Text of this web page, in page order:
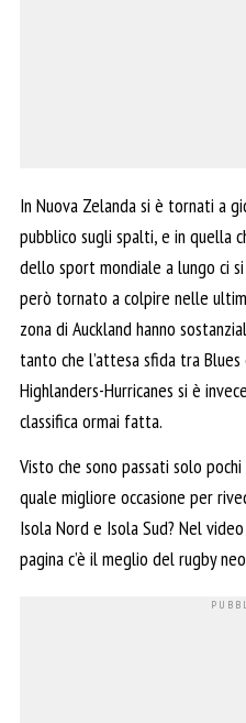
In Nuova Zelanda si è tornati a
pubblico sugli spalti, e in quella
dello sport mondiale a lungo ci
però tornato a colpire nelle
zona di Auckland hanno
tanto che l’attesa sfida tra
Highlanders-Hurricanes si è
classifica ormai fatta.
Visto che sono passati solo
quale migliore occasione per
Isola Nord e Isola Sud? Nel
pagina c’è il meglio del rugby